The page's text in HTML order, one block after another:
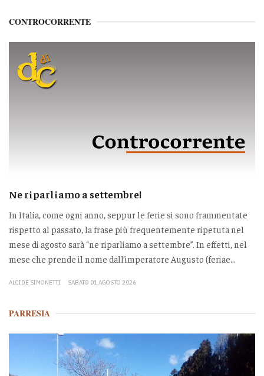
CONTROCORRENTE
Ne riparliamo a settembre!
In Italia, come ogni anno, seppur le ferie si sono frammentate
rispetto al passato, la frase più frequentemente ripetuta nel
mese di agosto sarà “ne riparliamo a settembre”. In effetti, nel
mese che prende il nome dall’imperatore Augusto (feriae...
ALCIDE SIMONETTI SABATO 01 AGOSTO 2026
PARRESIA